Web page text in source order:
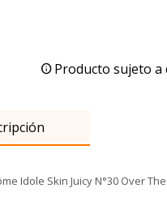
Producto sujeto a
Idole Skin Juicy N°30 Over